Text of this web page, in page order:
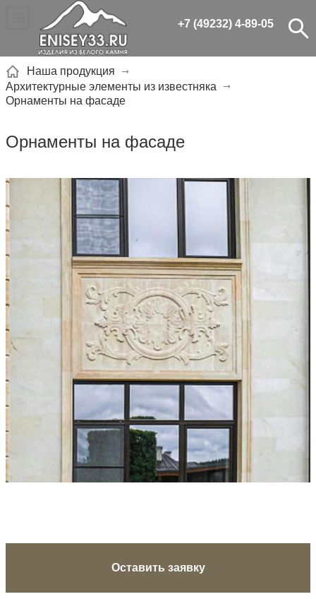
+7 (49232) 4-89-05
Наша продукция
Архитектурные элементы из известняка
Орнаменты на фасаде
Орнаменты на фасаде
Оставить заявку